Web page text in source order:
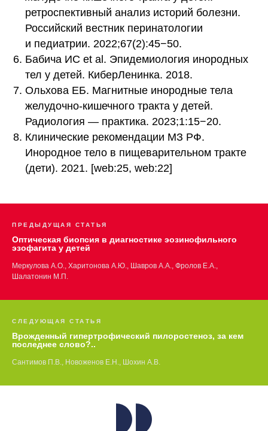
ретроспективный анализ историй болезни.
Российский вестник перинатологии
и педиатрии. 2022;67(2):45−50.
Бабича ИС et al. Эпидемиология инородных
тел у детей. КиберЛенинка. 2018.
Ольхова ЕБ. Магнитные инородные тела
желудочно-кишечного тракта у детей.
Радиология — практика. 2023;1:15−20.
Клинические рекомендации МЗ РФ.
Инородное тело в пищеварительном тракте
(дети). 2021. [web:25, web:22]
ПРЕДЫДУЩАЯ СТАТЬЯ
Оптическая биопсия в диагностике эозинофильного
эзофагита у детей
Меркулова А.О., Харитонова А.Ю., Шавров А.А., Фролов Е.А.,
Шалатонин М.П.
СЛЕДУЮЩАЯ СТАТЬЯ
Врожденный гипертрофический пилоростеноз, за кем
последнее слово?..
Сантимов П.В., Новоженов Е.Н., Шохин А.В.